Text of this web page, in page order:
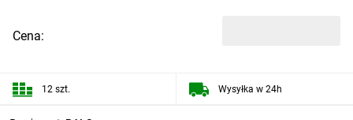
Cena:
12 szt. Wysyłka w 24h